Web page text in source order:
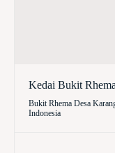
Kedai Bukit Rhema
Bukit Rhema Desa
Indonesia